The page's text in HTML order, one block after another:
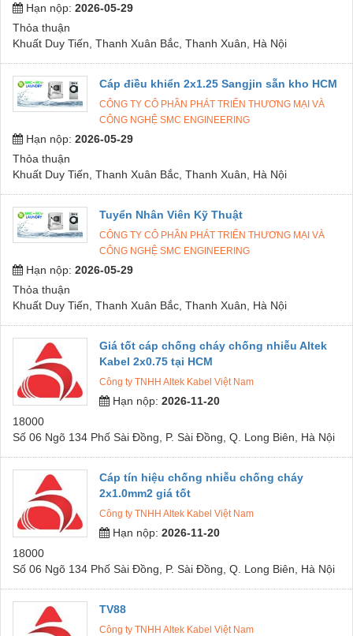
Hạn nộp: 2026-05-29
Thỏa thuận
Khuất Duy Tiến, Thanh Xuân Bắc, Thanh Xuân, Hà Nội
Cáp điều khiển 2x1.25 Sangjin sẵn kho HCM
CÔNG TY CÔ PHẦN PHÁT TRIỂN THƯƠNG MẠI VÀ
CÔNG NGHỆ SMC ENGINEERING
Hạn nộp: 2026-05-29
Thỏa thuận
Khuất Duy Tiến, Thanh Xuân Bắc, Thanh Xuân, Hà Nội
Tuyển Nhân Viên Kỹ Thuật
CÔNG TY CÔ PHẦN PHÁT TRIỂN THƯƠNG MẠI VÀ
CÔNG NGHỆ SMC ENGINEERING
Hạn nộp: 2026-05-29
Thỏa thuận
Khuất Duy Tiến, Thanh Xuân Bắc, Thanh Xuân, Hà Nội
Giá tốt cáp chống cháy chống nhiễu Altek
Kabel 2x0.75 tại HCM
Công ty TNHH Altek Kabel Việt Nam
Hạn nộp: 2026-11-20
18000
Số 06 Ngõ 134 Phố Sài Đồng, P. Sài Đồng, Q. Long Biên, Hà Nội
Cáp tín hiệu chống nhiễu chống cháy
2x1.0mm2 giá tốt
Công ty TNHH Altek Kabel Việt Nam
Hạn nộp: 2026-11-20
18000
Số 06 Ngõ 134 Phố Sài Đồng, P. Sài Đồng, Q. Long Biên, Hà Nội
TV88
Công ty TNHH Altek Kabel Việt Nam